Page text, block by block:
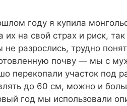
году я купила
их на свой страх и риск,
не разрослись, трудно
почву — мы с
перекопали участок под
до 60 см, можно и
год мы использовали